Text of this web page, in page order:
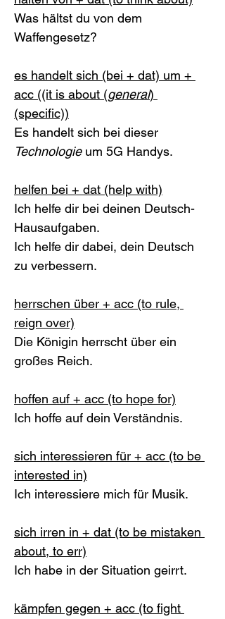
Was hältst du von dem
Waffengesetz?
es handelt sich (bei + dat) um +
acc ((it is about (general)
(specific))
Es handelt sich bei dieser
Technologie um 5G Handys.
helfen bei + dat (help with)
Ich helfe dir bei deinen Deutsch-
Hausaufgaben.
Ich helfe dir dabei, dein Deutsch
zu verbessern.
herrschen über + acc (to rule,
reign over)
Die Königin herrscht über ein
großes Reich.
hoffen auf + acc (to hope for)
Ich hoffe auf dein Verständnis.
sich interessieren für + acc (to be
interested in)
Ich interessiere mich für Musik.
sich irren in + dat (to be mistaken
about, to err)
Ich habe in der Situation geirrt.
kämpfen gegen + acc (to fight